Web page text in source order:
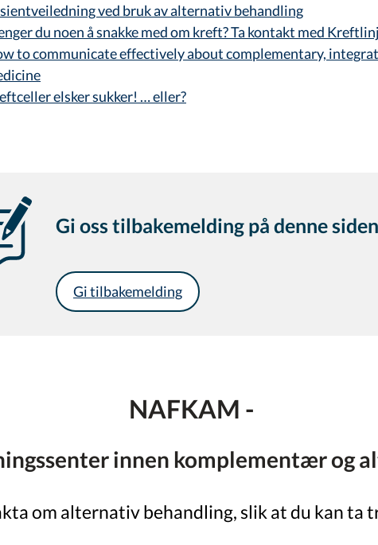
ved bruk av alternativ behandling
du noen å snakke med om kreft? Ta kontakt med
to communicate effectively about complementary,
elsker sukker! … eller?
Gi oss tilbakemelding på denne siden
Gi tilbakemelding
NAFKAM -
innen komplementær og
om alternativ behandling, slik at du kan ta